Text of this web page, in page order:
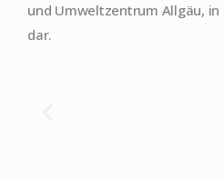
und Umweltzentrum Allgäu,
dar.